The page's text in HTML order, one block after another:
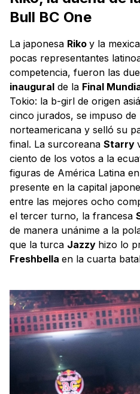
Bull BC One
La japonesa Riko y la
pocas representantes
competencia, fueron las
inaugural de la Final
Tokio: la b-girl de origen
cinco jurados, se impuso
norteamericana y selló su
final. La surcoreana Starry
ciento de los votos a la
figuras de América Latina
presente en la capital
entre las mejores ocho
el tercer turno, la francesa
de manera unánime a la
que la turca Jazzy hizo lo
Freshbella en la cuarta